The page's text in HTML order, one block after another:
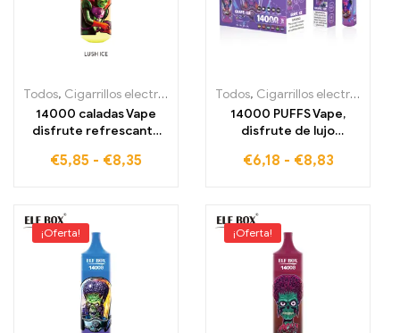
Todos, Cigarrillos electrónicos desechables ,Cigarrillos
14000 caladas Vape
disfrute refrescante
tecnología RGB Lush Ice
€5,85 - €8,35
Todos, Cigarrillos electrónicos desechables
14000 PUFFS Vape,
disfrute de lujo
impuestos, Uva Hielo
proporciona el golpe
perfecto
€6,18 - €8,83
¡Oferta! ¡Oferta!